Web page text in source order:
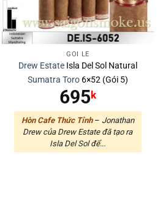
GÓI LẺ
Drew EstateIsla Del Sol Natural
Sumatra Toro6×52 (Gói 5)
695 k
Hòn Cafe Thức Tỉnh– Jonathan
Drew của Drew Estate đã tạo ra
Isla Del Sol để...